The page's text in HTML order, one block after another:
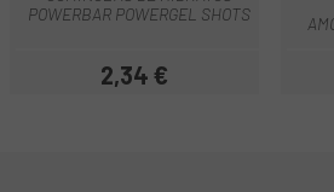
POWERBAR POWERGEL SHOTS
Precio
2,34 €